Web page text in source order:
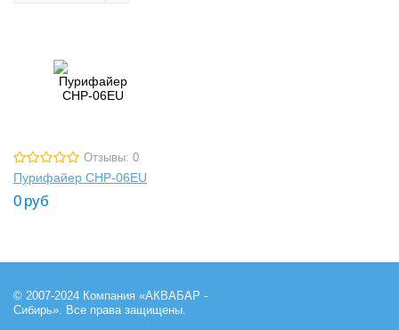
Отзывы: 0
Пурифайер CHP-06EU
0 руб
© 2007-2024 Компания «АКВАБАР -
Сибирь». Все права защищены.